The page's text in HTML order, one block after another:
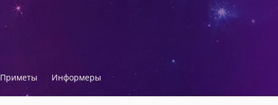
Приметы Информеры